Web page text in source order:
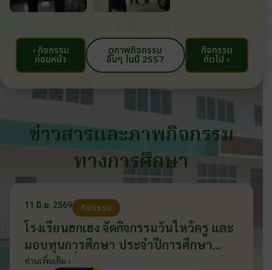
‹ กิจกรรม
ก่อนหน้า
ดูภาพกิจกรรม
อื่นๆ ในปี 2557
กิจกรรม
ถัดไป ›
ข่าวสารและภาพกิจกรรม
ทางการศึกษา
11 มิ.ย. 2569 กิจกรรม
โรงเรียนฮกเฮง จัดกิจกรรมวันไหว้ครู และ
มอบทุนการศึกษา ประจำปีการศึกษา
2569 วันที่ 11 มิถุนายน 2569
อ่านเพิ่มเติม ›